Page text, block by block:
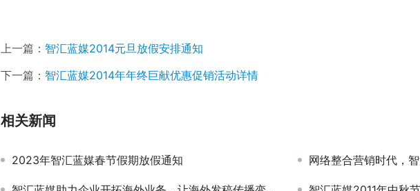
上一篇： 智汇蓝媒2014元旦放假安排通知
下一篇： 智汇蓝媒2014年年终巨献优惠促销活动详情
相关新闻
2023年智汇蓝媒春节假期放假通知 网络整合营销时代，智汇